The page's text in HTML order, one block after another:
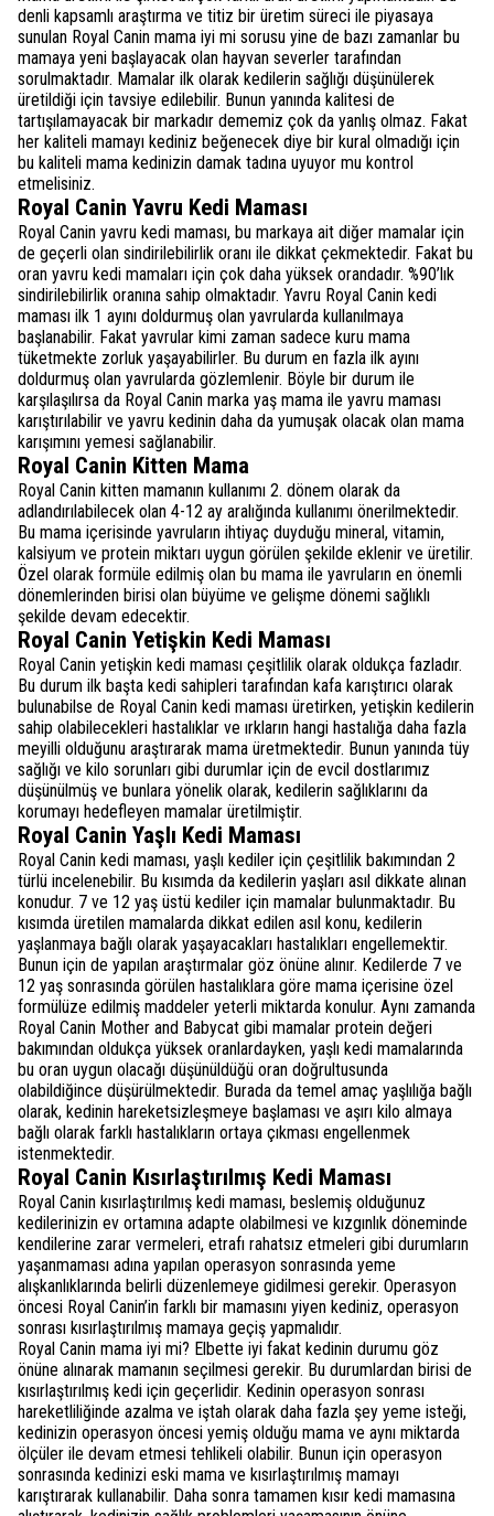
denli kapsamlı araştırma ve titiz bir üretim süreci ile piyasaya
sunulan Royal Canin mama iyi mi sorusu yine de bazı zamanlar bu
mamaya yeni başlayacak olan hayvan severler tarafından
sorulmaktadır. Mamalar ilk olarak kedilerin sağlığı düşünülerek
üretildiği için tavsiye edilebilir. Bunun yanında kalitesi de
tartışılamayacak bir markadır dememiz çok da yanlış olmaz. Fakat
her kaliteli mamayı kediniz beğenecek diye bir kural olmadığı için
bu kaliteli mama kedinizin damak tadına uyuyor mu kontrol
etmelisiniz.
Royal Canin Yavru Kedi Maması
Royal Canin yavru kedi maması, bu markaya ait diğer mamalar için
de geçerli olan sindirilebilirlik oranı ile dikkat çekmektedir. Fakat bu
oran yavru kedi mamaları için çok daha yüksek orandadır. %90’lık
sindirilebilirlik oranına sahip olmaktadır. Yavru Royal Canin kedi
maması ilk 1 ayını doldurmuş olan yavrularda kullanılmaya
başlanabilir. Fakat yavrular kimi zaman sadece kuru mama
tüketmekte zorluk yaşayabilirler. Bu durum en fazla ilk ayını
doldurmuş olan yavrularda gözlemlenir. Böyle bir durum ile
karşılaşılırsa da Royal Canin marka yaş mama ile yavru maması
karıştırılabilir ve yavru kedinin daha da yumuşak olacak olan mama
karışımını yemesi sağlanabilir.
Royal Canin Kitten Mama
Royal Canin kitten mamanın kullanımı 2. dönem olarak da
adlandırılabilecek olan 4-12 ay aralığında kullanımı önerilmektedir.
Bu mama içerisinde yavruların ihtiyaç duyduğu mineral, vitamin,
kalsiyum ve protein miktarı uygun görülen şekilde eklenir ve üretilir.
Özel olarak formüle edilmiş olan bu mama ile yavruların en önemli
dönemlerinden birisi olan büyüme ve gelişme dönemi sağlıklı
şekilde devam edecektir.
Royal Canin Yetişkin Kedi Maması
Royal Canin yetişkin kedi maması çeşitlilik olarak oldukça fazladır.
Bu durum ilk başta kedi sahipleri tarafından kafa karıştırıcı olarak
bulunabilse de Royal Canin kedi maması üretirken, yetişkin kedilerin
sahip olabilecekleri hastalıklar ve ırkların hangi hastalığa daha fazla
meyilli olduğunu araştırarak mama üretmektedir. Bunun yanında tüy
sağlığı ve kilo sorunları gibi durumlar için de evcil dostlarımız
düşünülmüş ve bunlara yönelik olarak, kedilerin sağlıklarını da
korumayı hedefleyen mamalar üretilmiştir.
Royal Canin Yaşlı Kedi Maması
Royal Canin kedi maması, yaşlı kediler için çeşitlilik bakımından 2
türlü incelenebilir. Bu kısımda da kedilerin yaşları asıl dikkate alınan
konudur. 7 ve 12 yaş üstü kediler için mamalar bulunmaktadır. Bu
kısımda üretilen mamalarda dikkat edilen asıl konu, kedilerin
yaşlanmaya bağlı olarak yaşayacakları hastalıkları engellemektir.
Bunun için de yapılan araştırmalar göz önüne alınır. Kedilerde 7 ve
12 yaş sonrasında görülen hastalıklara göre mama içerisine özel
formülüze edilmiş maddeler yeterli miktarda konulur. Aynı zamanda
Royal Canin Mother and Babycat gibi mamalar protein değeri
bakımından oldukça yüksek oranlardayken, yaşlı kedi mamalarında
bu oran uygun olacağı düşünüldüğü oran doğrultusunda
olabildiğince düşürülmektedir. Burada da temel amaç yaşlılığa bağlı
olarak, kedinin hareketsizleşmeye başlaması ve aşırı kilo almaya
bağlı olarak farklı hastalıkların ortaya çıkması engellenmek
istenmektedir.
Royal Canin Kısırlaştırılmış Kedi Maması
Royal Canin kısırlaştırılmış kedi maması, beslemiş olduğunuz
kedilerinizin ev ortamına adapte olabilmesi ve kızgınlık döneminde
kendilerine zarar vermeleri, etrafı rahatsız etmeleri gibi durumların
yaşanmaması adına yapılan operasyon sonrasında yeme
alışkanlıklarında belirli düzenlemeye gidilmesi gerekir. Operasyon
öncesi Royal Canin’in farklı bir mamasını yiyen kediniz, operasyon
sonrası kısırlaştırılmış mamaya geçiş yapmalıdır.
Royal Canin mama iyi mi? Elbette iyi fakat kedinin durumu göz
önüne alınarak mamanın seçilmesi gerekir. Bu durumlardan birisi de
kısırlaştırılmış kedi için geçerlidir. Kedinin operasyon sonrası
hareketliliğinde azalma ve iştah olarak daha fazla şey yeme isteği,
kedinizin operasyon öncesi yemiş olduğu mama ve aynı miktarda
ölçüler ile devam etmesi tehlikeli olabilir. Bunun için operasyon
sonrasında kedinizi eski mama ve kısırlaştırılmış mamayı
karıştırarak kullanabilir. Daha sonra tamamen kısır kedi mamasına